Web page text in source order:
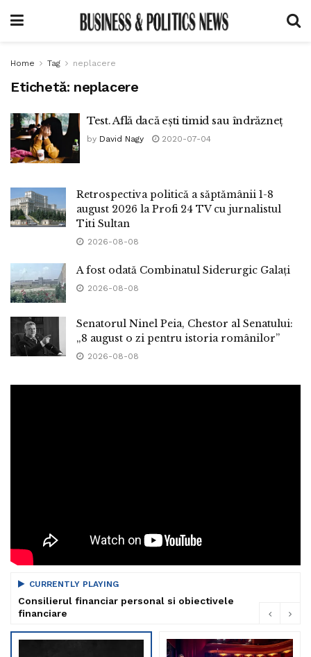
Home Tag neplacere
Etichetă: neplacere
Test. Află dacă ești timid sau îndrăzneț
by David Nagy 2020-07-04
Retrospectiva politică a săptămânii 1-8
august 2026 la Profi 24 TV cu jurnalistul
Titi Sultan
2026-08-08
A fost odată Combinatul Siderurgic Galați
2026-08-08
Senatorul Ninel Peia, Chestor al Senatului:
„8 august o zi pentru istoria românilor”
2026-08-08
CURRENTLY PLAYING
Consilierul financiar personal si obiectivele
financiare